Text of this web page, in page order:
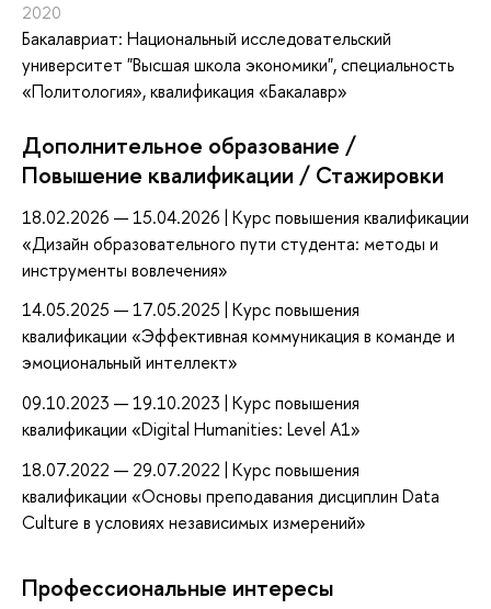
2020
Бакалавриат: Национальный исследовательский
университет "Высшая школа экономики", специальность
«Политология», квалификация «Бакалавр»
Дополнительное образование /
Повышение квалификации / Стажировки
18.02.2026 — 15.04.2026 | Курс повышения квалификации
«Дизайн образовательного пути студента: методы и
инструменты вовлечения»
14.05.2025 — 17.05.2025 | Курс повышения
квалификации «Эффективная коммуникация в команде и
эмоциональный интеллект»
09.10.2023 — 19.10.2023 | Курс повышения
квалификации «Digital Humanities: Level A1»
18.07.2022 — 29.07.2022 | Курс повышения
квалификации «Основы преподавания дисциплин Data
Culture в условиях независимых измерений»
Профессиональные интересы